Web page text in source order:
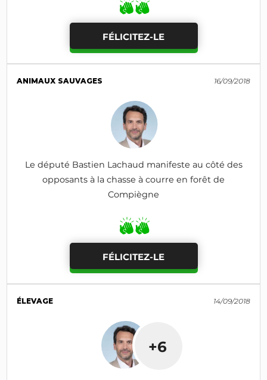
FÉLICITEZ-LE
ANIMAUX SAUVAGES 16/09/2018
Le député Bastien Lachaud manifeste au côté des
opposants à la chasse à courre en forêt de
Compiègne
FÉLICITEZ-LE
ÉLEVAGE 14/09/2018
+6